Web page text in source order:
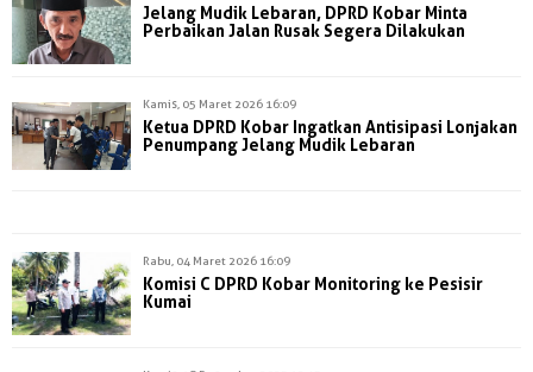
Jelang Mudik Lebaran, DPRD Kobar Minta
Perbaikan Jalan Rusak Segera Dilakukan
Kamis, 05 Maret 2026 16:09
Ketua DPRD Kobar Ingatkan Antisipasi Lonjakan
Penumpang Jelang Mudik Lebaran
Rabu, 04 Maret 2026 16:09
Komisi C DPRD Kobar Monitoring ke Pesisir
Kumai